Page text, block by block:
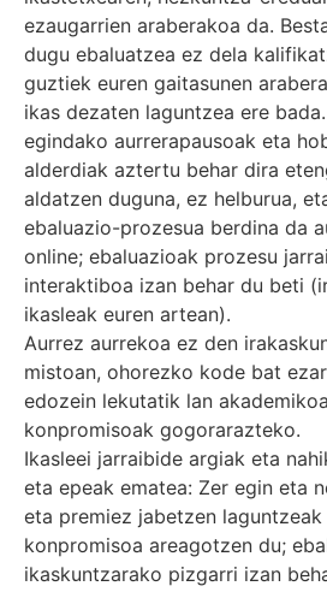
ezaugarrien araberakoa da.
dugu ebaluatzea ez dela
guztiek euren gaitasunen
ikas dezaten laguntzea ere
egindako aurrerapausoak eta
alderdiak aztertu behar dira
aldatzen duguna, ez helburua,
ebaluazio-prozesua berdina da
online; ebaluazioak prozesu
interaktiboa izan behar du beti
ikasleak euren artean).
Aurrez aurrekoa ez den
mistoan, ohorezko kode bat
edozein lekutatik lan
konpromisoak gogorarazteko.
Ikasleei jarraibide argiak eta
eta epeak ematea: Zer egin eta
eta premiez jabetzen
konpromisoa areagotzen du;
ikaskuntzarako pizgarri izan